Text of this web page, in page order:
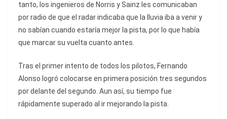
tanto, los ingenieros de Norris y Sainz les comunicaban
por radio de que el radar indicaba que la lluvia iba a venir y
no sabían cuando estaría mejor la pista, por lo que había
que marcar su vuelta cuanto antes.
Tras el primer intento de todos los pilotos, Fernando
Alonso logró colocarse en primera posición tres segundos
por delante del segundo. Aun así, su tiempo fue
rápidamente superado al ir mejorando la pista.